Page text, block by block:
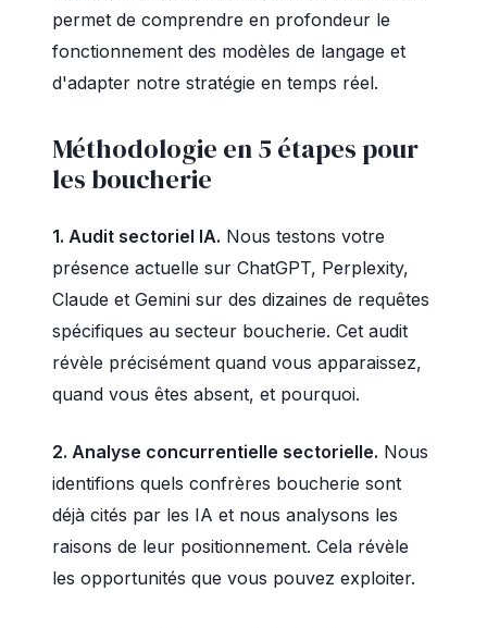
permet de comprendre en profondeur le
fonctionnement des modèles de langage et
d'adapter notre stratégie en temps réel.
Méthodologie en 5 étapes pour
les boucherie
1. Audit sectoriel IA. Nous testons votre
présence actuelle sur ChatGPT, Perplexity,
Claude et Gemini sur des dizaines de requêtes
spécifiques au secteur boucherie. Cet audit
révèle précisément quand vous apparaissez,
quand vous êtes absent, et pourquoi.
2. Analyse concurrentielle sectorielle. Nous
identifions quels confrères boucherie sont
déjà cités par les IA et nous analysons les
raisons de leur positionnement. Cela révèle
les opportunités que vous pouvez exploiter.